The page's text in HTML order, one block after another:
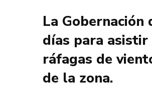
La
días para
ráfagas de
de la zona.